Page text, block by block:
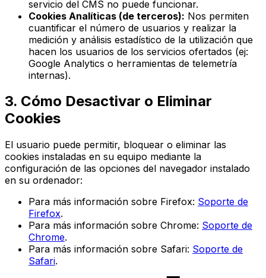
servicio del CMS no puede funcionar.
Cookies Analíticas (de terceros): Nos permiten
cuantificar el número de usuarios y realizar la
medición y análisis estadístico de la utilización que
hacen los usuarios de los servicios ofertados (ej:
Google Analytics o herramientas de telemetría
internas).
3. Cómo Desactivar o Eliminar
Cookies
El usuario puede permitir, bloquear o eliminar las
cookies instaladas en su equipo mediante la
configuración de las opciones del navegador instalado
en su ordenador:
Para más información sobre Firefox: Soporte de
Firefox.
Para más información sobre Chrome: Soporte de
Chrome.
Para más información sobre Safari: Soporte de
Safari.